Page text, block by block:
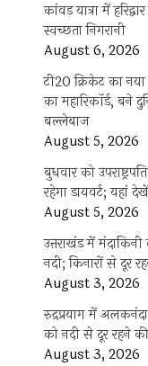
कांवड़ यात्रा में
स्वच्छता निगरानी
August 6, 2026
टी20 क्रिकेट का
का महारिकॉर्ड, बने
बल्लेबाज
August 5, 2026
बुधवार को
रहेगा डायवर्ट; यहां
August 5, 2026
उत्तराखंड में
नदी; किनारों से दूर
August 3, 2026
रुद्रप्रयाग में
को नदी से दूर रहने
August 3, 2026